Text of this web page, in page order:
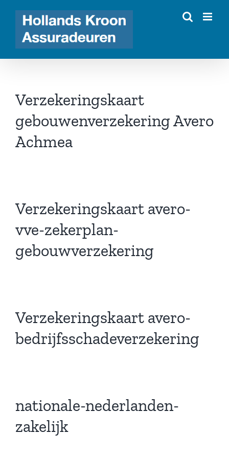
inhoud
Verzekeringskaart
gebouwenverzekering Avero
Achmea
Verzekeringskaart avero-
vve-zekerplan-
gebouwverzekering
Verzekeringskaart avero-
bedrijfsschadeverzekering
nationale-nederlanden-
zakelijk